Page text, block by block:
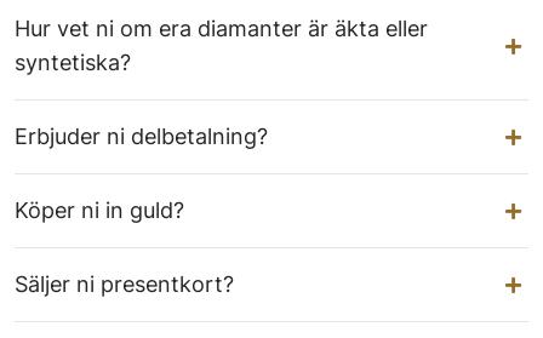
Hur vet ni om era diamanter är äkta eller
syntetiska?
Erbjuder ni delbetalning?
Köper ni in guld?
Säljer ni presentkort?